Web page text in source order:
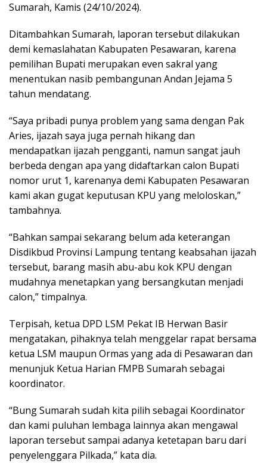
Sumarah, Kamis (24/10/2024).
Ditambahkan Sumarah, laporan tersebut dilakukan
demi kemaslahatan Kabupaten Pesawaran, karena
pemilihan Bupati merupakan even sakral yang
menentukan nasib pembangunan Andan Jejama 5
tahun mendatang.
“Saya pribadi punya problem yang sama dengan Pak
Aries, ijazah saya juga pernah hikang dan
mendapatkan ijazah pengganti, namun sangat jauh
berbeda dengan apa yang didaftarkan calon Bupati
nomor urut 1, karenanya demi Kabupaten Pesawaran
kami akan gugat keputusan KPU yang meloloskan,”
tambahnya.
“Bahkan sampai sekarang belum ada keterangan
Disdikbud Provinsi Lampung tentang keabsahan ijazah
tersebut, barang masih abu-abu kok KPU dengan
mudahnya menetapkan yang bersangkutan menjadi
calon,” timpalnya.
Terpisah, ketua DPD LSM Pekat IB Herwan Basir
mengatakan, pihaknya telah menggelar rapat bersama
ketua LSM maupun Ormas yang ada di Pesawaran dan
menunjuk Ketua Harian FMPB Sumarah sebagai
koordinator.
“Bung Sumarah sudah kita pilih sebagai Koordinator
dan kami puluhan lembaga lainnya akan mengawal
laporan tersebut sampai adanya ketetapan baru dari
penyelenggara Pilkada,” kata dia.